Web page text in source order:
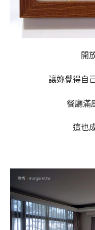
開
讓妳覺得自
餐廳滿
這也